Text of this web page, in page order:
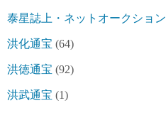
泰星誌上・ネットオークション
洪化通宝 (64)
洪徳通宝 (92)
洪武通宝 (1)